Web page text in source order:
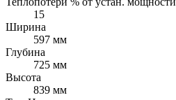
15
Ширина
597 мм
Глубина
725 мм
Высота
839 мм